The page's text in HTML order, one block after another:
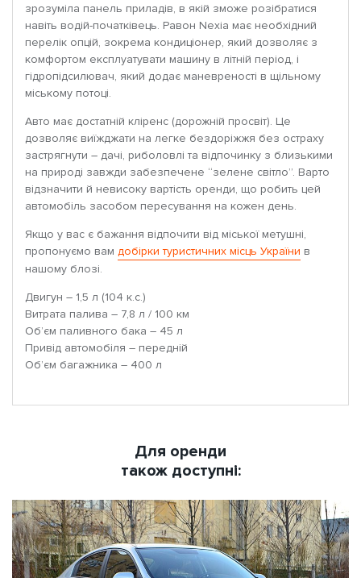
зрозуміла панель приладів, в якій зможе розібратися
навіть водій-початківець. Равон Nexia має необхідний
перелік опцій, зокрема кондиціонер, який дозволяє з
комфортом експлуатувати машину в літній період, і
гідропідсилювач, який додає маневреності в щільному
міському потоці.
Авто має достатній кліренс (дорожній просвіт). Це
дозволяє виїжджати на легке бездоріжжя без остраху
застрягнути – дачі, риболовлі та відпочинку з близькими
на природі завжди забезпечене “зелене світло”. Варто
відзначити й невисоку вартість оренди, що робить цей
автомобіль засобом пересування на кожен день.
Якщо у вас є бажання відпочити від міської метушні,
пропонуємо вам добірки туристичних місць України в
нашому блозі.
Двигун – 1,5 л (104 к.с.)
Витрата палива – 7,8 л / 100 км
Об’єм паливного бака – 45 л
Привід автомобіля – передній
Об’єм багажника – 400 л
Для оренди
також доступні: